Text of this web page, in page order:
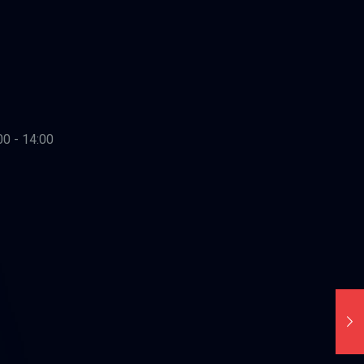
- 14:00